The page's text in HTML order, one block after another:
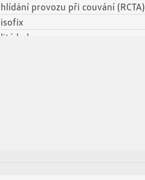
hlídání provozu při couvání (RCTA)
isofix
litá kola